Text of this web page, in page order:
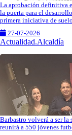
La aprobación definitiva
la puerta para el
primera iniciativa de
27-07-2026
Actualidad.Alcaldía
Barbastro volverá a ser
reunirá a 550 jóvenes